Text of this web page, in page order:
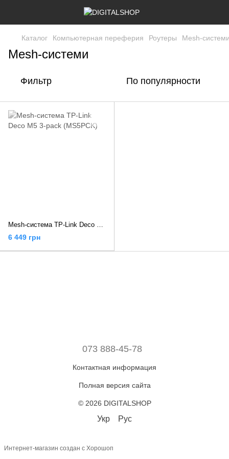
Каталог Компьютерная переферия Роутеры Mesh-
Mesh-системи
Фильтр По популярности
Mesh-система TP-Link Deco M5 3-pack (MS5PCK)
6 449 грн
073 888-45-78
Контактная информация
Полная версия сайта
© 2026 DIGITALSHOP
Укр Рус
Интернет-магазин создан с Хорошоп